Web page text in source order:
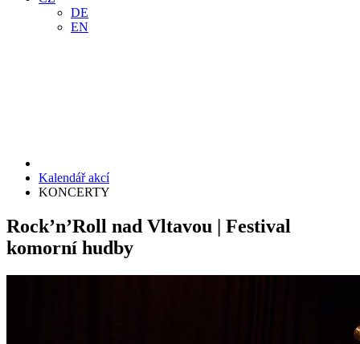
DE
EN
Kalendář akcí
KONCERTY
Rock’n’Roll nad Vltavou | Festival
komorní hudby